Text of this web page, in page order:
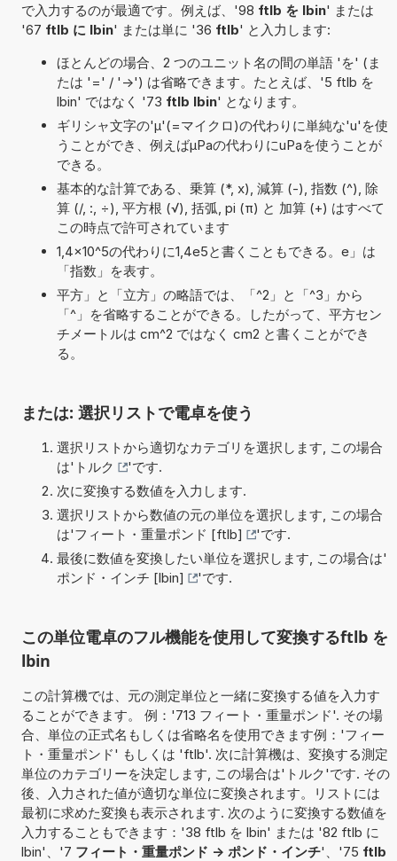
で入力するのが最適です。例えば、'98 ftlb を lbin' または
'67 ftlb に lbin' または単に '36 ftlb' と入力します:
ほとんどの場合、2 つのユニット名の間の単語 'を' (ま
たは '=' / '->') は省略できます。たとえば、'5 ftlb を
lbin' ではなく '73 ftlb lbin' となります。
ギリシャ文字の'μ'(=マイクロ)の代わりに単純な'u'を使
うことができ、例えばµPaの代わりにuPaを使うことが
できる。
基本的な計算である、乗算 (*, x), 減算 (-), 指数 (^), 除
算 (/, :, ÷), 平方根 (√), 括弧, pi (π) と 加算 (+) はすべて
この時点で許可されています
1,4×10^5の代わりに1,4e5と書くこともできる。e」は
「指数」を表す。
平方」と「立方」の略語では、「^2」と「^3」から
「^」を省略することができる。したがって、平方セン
チメートルは cm^2 ではなく cm2 と書くことができ
る。
または: 選択リストで電卓を使う
選択リストから適切なカテゴリを選択します, この場合
は' トルク
'です.
次に変換する数値を入力します.
選択リストから数値の元の単位を選択します, この場合
は'フィート・重量ポンド [ftlb]
'です.
最後に数値を変換したい単位を選択します, この場合は'
ポンド・インチ [lbin]
'です.
この単位電卓のフル機能を使用して変換するftlb を
lbin
この計算機では、元の測定単位と一緒に変換する値を入力す
ることができます。 例：'713 フィート・重量ポンド'. その場
合、単位の正式名もしくは省略名を使用できます例：'フィー
ト・重量ポンド' もしくは 'ftlb'. 次に計算機は、変換する測定
単位のカテゴリーを決定します, この場合は'トルク'です. その
後、入力された値が適切な単位に変換されます。リストには
最初に求めた変換も表示されます. 次のように変換する数値を
入力することもできます：'38 ftlb を lbin' または '82 ftlb に
lbin'、'7 フィート・重量ポンド -> ポンド・インチ'、'75 ftlb